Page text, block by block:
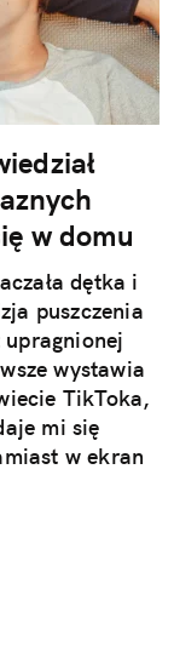
w domu
dętka i
puszczenia
wystawia
TikToka,
mi się
w ekran